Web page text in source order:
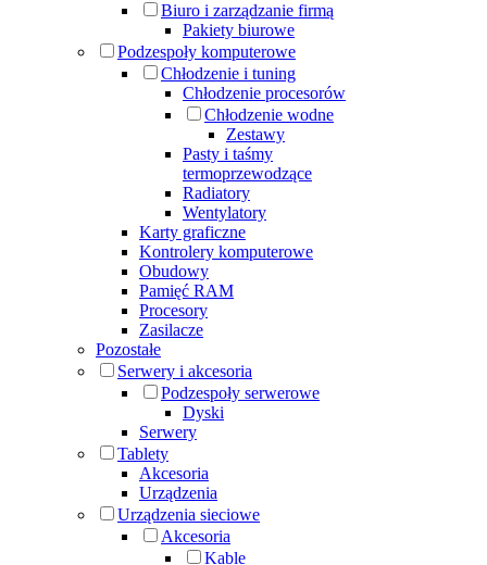
Biuro i zarządzanie firmą
Pakiety biurowe
Podzespoły komputerowe
Chłodzenie i tuning
Chłodzenie procesorów
Chłodzenie wodne
Zestawy
Pasty i taśmy
termoprzewodzące
Radiatory
Wentylatory
Karty graficzne
Kontrolery komputerowe
Obudowy
Pamięć RAM
Procesory
Zasilacze
Pozostałe
Serwery i akcesoria
Podzespoły serwerowe
Dyski
Serwery
Tablety
Akcesoria
Urządzenia
Urządzenia sieciowe
Akcesoria
Kable